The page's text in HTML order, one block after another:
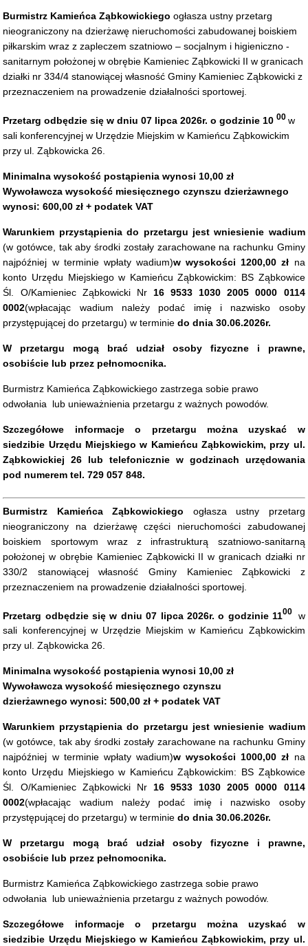
Burmistrz Kamieńca Ząbkowickiego ogłasza ustny przetarg
nieograniczony na dzierżawę nieruchomości zabudowanej boiskiem
piłkarskim wraz z zapleczem szatniowo – socjalnym i higieniczno -
sanitarnym położonej w obrębie Kamieniec Ząbkowicki II w granicach
działki nr 334/4 stanowiącej własność Gminy Kamieniec Ząbkowicki z
przeznaczeniem na prowadzenie działalności sportowej.
Przetarg odbędzie się w dniu 07 lipca 2026r. o godzinie 1000 w
sali konferencyjnej w Urzędzie Miejskim w Kamieńcu Ząbkowickim
przy ul. Ząbkowicka 26.
Minimalna wysokość postąpienia wynosi 10,00 zł
Wywoławcza wysokość miesięcznego czynszu dzierżawnego
wynosi: 600,00 zł + podatek VAT
Warunkiem przystąpienia do przetargu jest wniesienie wadium
(w gotówce, tak aby środki zostały zarachowane na rachunku Gminy
najpóźniej w terminie wpłaty wadium)w wysokości 1200,00 zł na
konto Urzędu Miejskiego w Kamieńcu Ząbkowickim: BS Ząbkowice
Śl. O/Kamieniec Ząbkowicki Nr 16 9533 1030 2005 0000 0114
0002(wpłacając wadium należy podać imię i nazwisko osoby
przystępującej do przetargu) w terminiedo dnia 30.06.2026r.
W przetargu mogą brać udział osoby fizyczne i prawne,
osobiście lub przez pełnomocnika.
Burmistrz Kamieńca Ząbkowickiego zastrzega sobie prawo
odwołania lub unieważnienia przetargu z ważnych powodów.
Szczegółowe informacje o przetargu można uzyskać w
siedzibie Urzędu Miejskiego w Kamieńcu Ząbkowickim, przy ul.
Ząbkowickiej 26 lub telefonicznie w godzinach urzędowania
pod numerem tel. 729 057 848.
Burmistrz Kamieńca Ząbkowickiego ogłasza ustny przetarg
nieograniczony na dzierżawę części nieruchomości zabudowanej
boiskiem sportowym wraz z infrastrukturą szatniowo-sanitarną
położonej w obrębie Kamieniec Ząbkowicki II w granicach działki nr
330/2 stanowiącej własność Gminy Kamieniec Ząbkowicki z
przeznaczeniem na prowadzenie działalności sportowej.
Przetarg odbędzie się w dniu 07 lipca 2026r. o godzinie 1100 w
sali konferencyjnej w Urzędzie Miejskim w Kamieńcu Ząbkowickim
przy ul. Ząbkowicka 26.
Minimalna wysokość postąpienia wynosi 10,00 zł
Wywoławcza wysokość miesięcznego czynszu
dzierżawnegowynosi: 500,00 zł + podatek VAT
Warunkiem przystąpienia do przetargu jest wniesienie wadium
(w gotówce, tak aby środki zostały zarachowane na rachunku Gminy
najpóźniej w terminie wpłaty wadium)w wysokości 1000,00 zł na
konto Urzędu Miejskiego w Kamieńcu Ząbkowickim: BS Ząbkowice
Śl. O/Kamieniec Ząbkowicki Nr 16 9533 1030 2005 0000 0114
0002(wpłacając wadium należy podać imię i nazwisko osoby
przystępującej do przetargu) w terminiedo dnia 30.06.2026r.
W przetargu mogą brać udział osoby fizyczne i prawne,
osobiście lub przez pełnomocnika.
Burmistrz Kamieńca Ząbkowickiego zastrzega sobie prawo
odwołania lub unieważnienia przetargu z ważnych powodów.
Szczegółowe informacje o przetargu można uzyskać w
siedzibie Urzędu Miejskiego w Kamieńcu Ząbkowickim, przy ul.